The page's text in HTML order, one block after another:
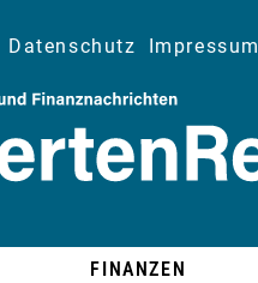
Datenschutz Impressum
FINANZEN